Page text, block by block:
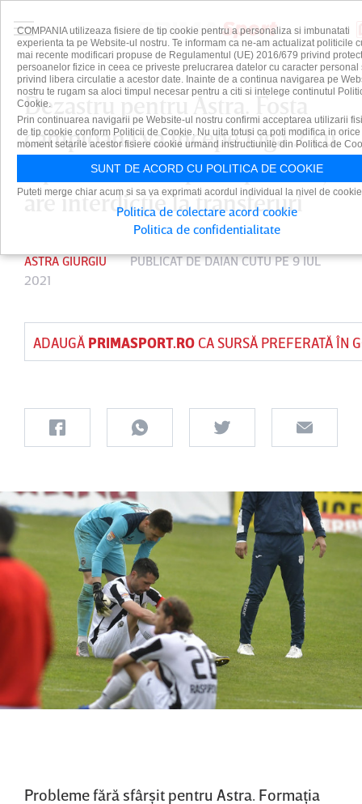
Dezastru pentru Astra. Fosta
campioană va începe Liga 2 cu
o penalizare de patru puncte şi
are interdicţie la transferuri
ASTRA GIURGIU PUBLICAT DEDAIAN CUTUPE 9 IUL
2021
ADAUGĂ PRIMASPORT.ROCA SURSĂ PREFERATĂ ÎN
Probleme fără sfârşit pentru Astra. Formaţia
COMPANIA utilizeaza fisiere de tip cookie pentru a personaliza si imbunatati
experienta ta pe Website-ul nostru. Te informam ca ne-am actualizat politicile
mai recente modificari propuse de Regulamentul (UE) 2016/679 privind
persoanelor fizice in ceea ce priveste prelucrarea datelor cu caracter personal
privind libera circulatie a acestor date. Inainte de a continua navigarea pe
nostru te rugam sa aloci timpul necesar pentru a citi si intelege continutul
Cookie.
Prin continuarea navigarii pe Website-ul nostru confirmi acceptarea utilizarii
de tip cookie conform Politicii de Cookie. Nu uita totusi ca poti modifica in orice
moment setarile acestor fisiere cookie urmand instructiunile din Politica de
SUNT DE ACORD CU POLITICA DE COOKIE
Puteti merge chiar acum si sa va exprimati acordul individual la nivel de
Politica de colectare acord cookie
Politica de confidentialitate